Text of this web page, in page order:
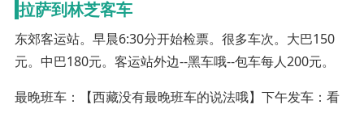
拉萨到林芝客车
东郊客运站。早晨6:30分开始检票。很多车次。大巴150
元。中巴180元。客运站外边--黑车哦--包车每人200元。
最晚班车：【西藏没有最晚班车的说法哦】下午发车：看